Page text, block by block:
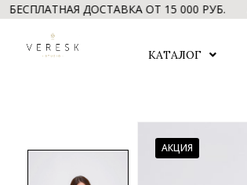
ДОСТАВКА ОТ 15 000 РУБ. //
КАТАЛОГ
АКЦИЯ